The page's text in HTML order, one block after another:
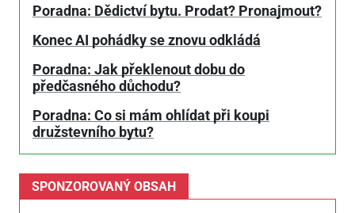
Poradna: Dědictví bytu. Prodat? Pronajmout?
Konec AI pohádky se znovu odkládá
Poradna: Jak překlenout dobu do
předčasného důchodu?
Poradna: Co si mám ohlídat při koupi
družstevního bytu?
SPONZOROVANÝ OBSAH